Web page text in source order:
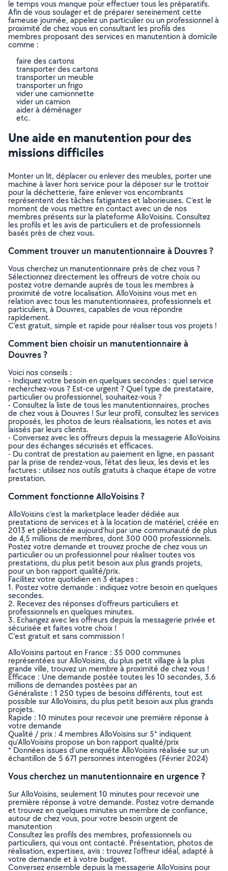
le temps vous manque pour effectuer tous les préparatifs.
Afin de vous soulager et de préparer sereinement cette
fameuse journée, appelez un particulier ou un professionnel à
proximité de chez vous en consultant les profils des
membres proposant des services en manutention à domicile
comme :
faire des cartons
transporter des cartons
transporter un meuble
transporter un frigo
vider une camionnette
vider un camion
aider à déménager
etc.
Une aide en manutention pour des
missions difficiles
Monter un lit, déplacer ou enlever des meubles, porter une
machine à laver hors service pour la déposer sur le trottoir
pour la déchetterie, faire enlever vos encombrants
représentent des tâches fatigantes et laborieuses. C’est le
moment de vous mettre en contact avec un de nos
membres présents sur la plateforme AlloVoisins. Consultez
les profils et les avis de particuliers et de professionnels
basés près de chez vous.
Comment trouver un manutentionnaire à Douvres ?
Vous cherchez un manutentionnaire près de chez vous ?
Sélectionnez directement les offreurs de votre choix ou
postez votre demande auprès de tous les membres à
proximité de votre localisation. AlloVoisins vous met en
relation avec tous les manutentionnaires, professionnels et
particuliers, à Douvres, capables de vous répondre
rapidement.
C’est gratuit, simple et rapide pour réaliser tous vos projets !
Comment bien choisir un manutentionnaire à
Douvres ?
Voici nos conseils :
- Indiquez votre besoin en quelques secondes : quel service
recherchez-vous ? Est-ce urgent ? Quel type de prestataire,
particulier ou professionnel, souhaitez-vous ?
- Consultez la liste de tous les manutentionnaires, proches
de chez vous à Douvres ! Sur leur profil, consultez les services
proposés, les photos de leurs réalisations, les notes et avis
laissés par leurs clients.
- Conversez avec les offreurs depuis la messagerie AlloVoisins
pour des échanges sécurisés et efficaces.
- Du contrat de prestation au paiement en ligne, en passant
par la prise de rendez-vous, l’état des lieux, les devis et les
factures : utilisez nos outils gratuits à chaque étape de votre
prestation.
Comment fonctionne AlloVoisins ?
AlloVoisins c’est la marketplace leader dédiée aux
prestations de services et à la location de matériel, créée en
2013 et plébiscitée aujourd’hui par une communauté de plus
de 4,5 millions de membres, dont 300 000 professionnels.
Postez votre demande et trouvez proche de chez vous un
particulier ou un professionnel pour réaliser toutes vos
prestations, du plus petit besoin aux plus grands projets,
pour un bon rapport qualité/prix.
Facilitez votre quotidien en 3 étapes :
1. Postez votre demande : indiquez votre besoin en quelques
secondes.
2. Recevez des réponses d’offreurs particuliers et
professionnels en quelques minutes.
3. Echangez avec les offreurs depuis la messagerie privée et
sécurisée et faites votre choix !
C’est gratuit et sans commission !
AlloVoisins partout en France : 35 000 communes
représentées sur AlloVoisins, du plus petit village à la plus
grande ville, trouvez un membre à proximité de chez vous !
Efficace : Une demande postée toutes les 10 secondes, 3.6
millions de demandes postées par an
Généraliste : 1 250 types de besoins différents, tout est
possible sur AlloVoisins, du plus petit besoin aux plus grands
projets.
Rapide : 10 minutes pour recevoir une première réponse à
votre demande
Qualité / prix : 4 membres AlloVoisins sur 5* indiquent
qu’AlloVoisins propose un bon rapport qualité/prix
* Données issues d’une enquête AlloVoisins réalisée sur un
échantillon de 5 671 personnes interrogées (Février 2024)
Vous cherchez un manutentionnaire en urgence ?
Sur AlloVoisins, seulement 10 minutes pour recevoir une
première réponse à votre demande. Postez votre demande
et trouvez en quelques minutes un membre de confiance,
autour de chez vous, pour votre besoin urgent de
manutention
Consultez les profils des membres, professionnels ou
particuliers, qui vous ont contacté. Présentation, photos de
réalisation, expertises, avis : trouvez l'offreur idéal, adapté à
votre demande et à votre budget.
Conversez ensemble depuis la messagerie AlloVoisins pour